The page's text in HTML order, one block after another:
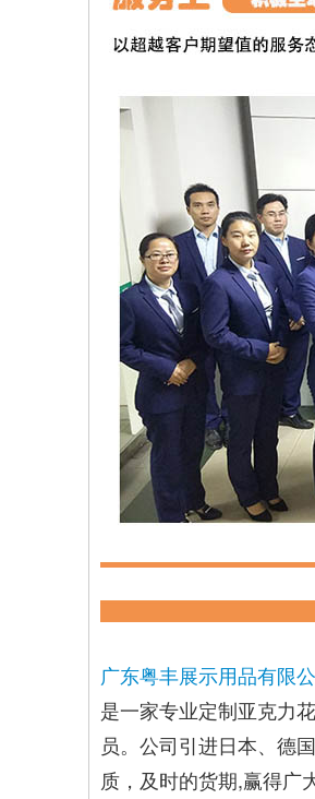
广东粤丰展示用品有限
是一家专业定制亚克力
员。公司引进日本、德
质，及时的货期,赢得广